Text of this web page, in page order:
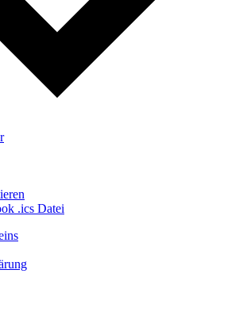
.ics Datei